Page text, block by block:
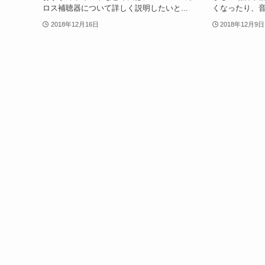
ロス補聴器について詳しく説明したいと...
2018年12月16日
くなったり、
2018年12月9日